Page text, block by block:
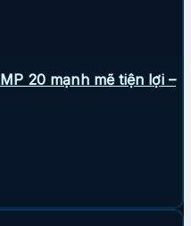
20 mạnh mẽ tiện lợi –